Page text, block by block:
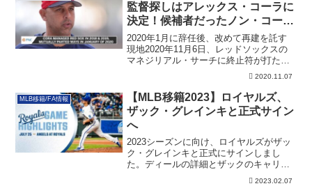
監督探しはアレックス・コーラに
決定！候補者だったノン・コーラ
の4名のキャリアも面白い！
2020年1月に辞任後、改めて再建を託す
現地2020年11月6日、レッドソックスの
マネジリアル・サーチに終止符が打た
2020.11.07
MLB移籍/FA情報
【MLB移籍2023】ロイヤルズ、
ザック・グレインキと正式サイン
へ
2023シーズンに向け、ロイヤルズがザッ
ク・グレインキと正式にサインしまし
た。ディールの詳細とザックのキャリア
2023.02.07